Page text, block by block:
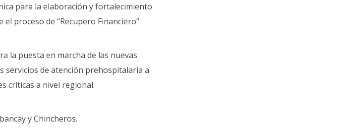
para la elaboración y fortalecimiento
proceso de “Recupero Financiero”
la puesta en marcha de las nuevas
servicios de atención prehospitalaria a
críticas a nivel regional.
y Chincheros.